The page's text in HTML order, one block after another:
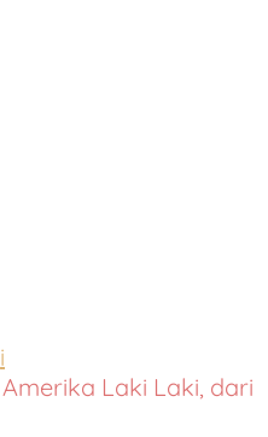
Laki Laki, dari